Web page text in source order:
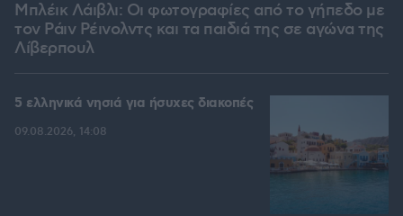
Μπλέικ Λάιβλι: Οι φωτογραφίες από το γήπεδο με
τον Ράιν Ρέινολντς και τα παιδιά της σε αγώνα της
Λίβερπουλ
5 ελληνικά νησιά για ήσυχες διακοπές
09.08.2026, 14:08